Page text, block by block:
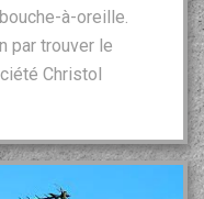
à-oreille.
par trouver le
Christol